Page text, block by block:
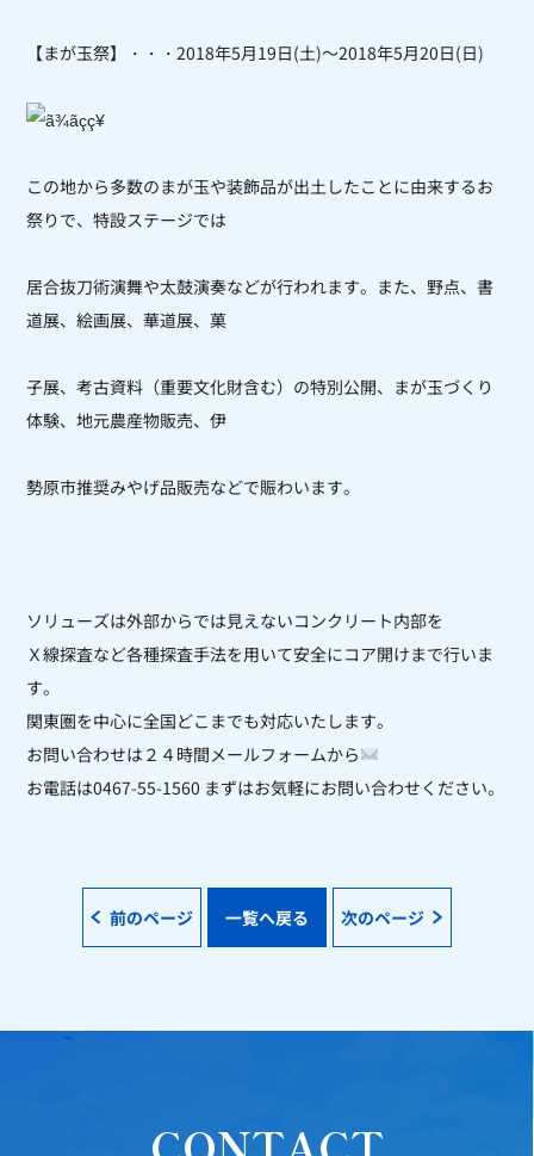
【まが玉祭】・・・2018年5月19日(土)～2018年5月20日(日)
この地から多数のまが玉や装飾品が出土したことに由来するお
祭りで、特設ステージでは
居合抜刀術演舞や太鼓演奏などが行われます。また、野点、書
道展、絵画展、華道展、菓
子展、考古資料（重要文化財含む）の特別公開、まが玉づくり
体験、地元農産物販売、伊
勢原市推奨みやげ品販売などで賑わいます。
ソリューズは外部からでは見えないコンクリート内部を
Ｘ線探査など各種探査手法を用いて安全にコア開けまで行いま
す。
関東圏を中心に全国どこまでも対応いたします。
お問い合わせは２４時間メールフォームから
お電話は0467-55-1560 まずはお気軽にお問い合わせください。
前のページ 一覧へ戻る 次のページ